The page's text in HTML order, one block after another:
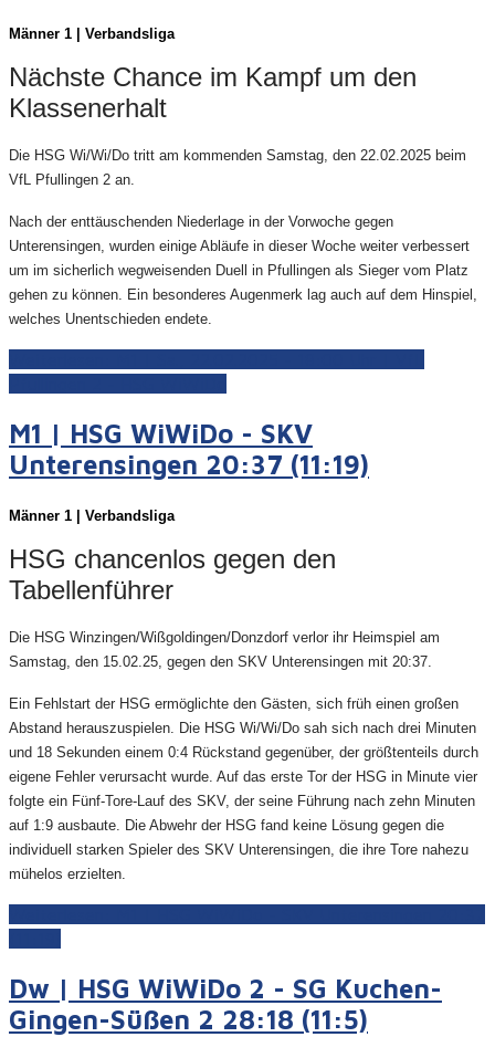
Männer 1 | Verbandsliga
Nächste Chance im Kampf um den
Klassenerhalt
Die HSG Wi/Wi/Do tritt am kommenden Samstag, den 22.02.2025 beim
VfL Pfullingen 2 an.
Nach der enttäuschenden Niederlage in der Vorwoche gegen
Unterensingen, wurden einige Abläufe in dieser Woche weiter verbessert
um im sicherlich wegweisenden Duell in Pfullingen als Sieger vom Platz
gehen zu können. Ein besonderes Augenmerk lag auch auf dem Hinspiel,
welches Unentschieden endete.
M1 | HSG WiWiDo - SKV
Unterensingen 20:37 (11:19)
Männer 1 | Verbandsliga
HSG chancenlos gegen den
Tabellenführer
Die HSG Winzingen/Wißgoldingen/Donzdorf verlor ihr Heimspiel am
Samstag, den 15.02.25, gegen den SKV Unterensingen mit 20:37.
Ein Fehlstart der HSG ermöglichte den Gästen, sich früh einen großen
Abstand herauszuspielen. Die HSG Wi/Wi/Do sah sich nach drei Minuten
und 18 Sekunden einem 0:4 Rückstand gegenüber, der größtenteils durch
eigene Fehler verursacht wurde. Auf das erste Tor der HSG in Minute vier
folgte ein Fünf-Tore-Lauf des SKV, der seine Führung nach zehn Minuten
auf 1:9 ausbaute. Die Abwehr der HSG fand keine Lösung gegen die
individuell starken Spieler des SKV Unterensingen, die ihre Tore nahezu
mühelos erzielten.
Dw | HSG WiWiDo 2 - SG Kuchen-
Gingen-Süßen 2 28:18 (11:5)